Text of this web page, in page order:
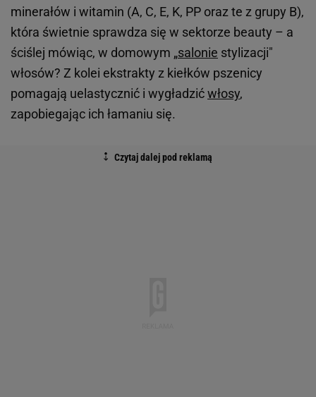
minerałów i witamin (A, C, E, K, PP oraz te z grupy B),
która świetnie sprawdza się w sektorze beauty – a
ściślej mówiąc, w domowym „salonie stylizacji"
włosów? Z kolei ekstrakty z kiełków pszenicy
pomagają uelastycznić i wygładzićwłosy,
zapobiegając ich łamaniu się.